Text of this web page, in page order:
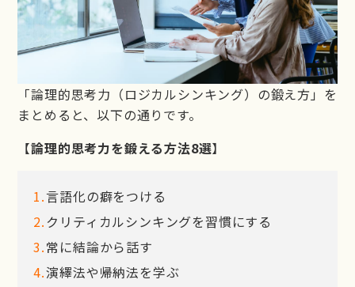
「論理的思考力（ロジカルシンキング）の鍛え方」を
まとめると、以下の通りです。
【論理的思考力を鍛える方法8選】
言語化の癖をつける
クリティカルシンキングを習慣にする
常に結論から話す
演繹法や帰納法を学ぶ